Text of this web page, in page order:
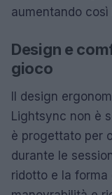
aumentando
Design e
gioco
Il design
Lightsync non è
è progettato per
durante le
ridotto e la